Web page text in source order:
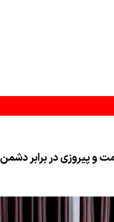
است
در مرحله تدوین
و پیروزی در برابر دشمن